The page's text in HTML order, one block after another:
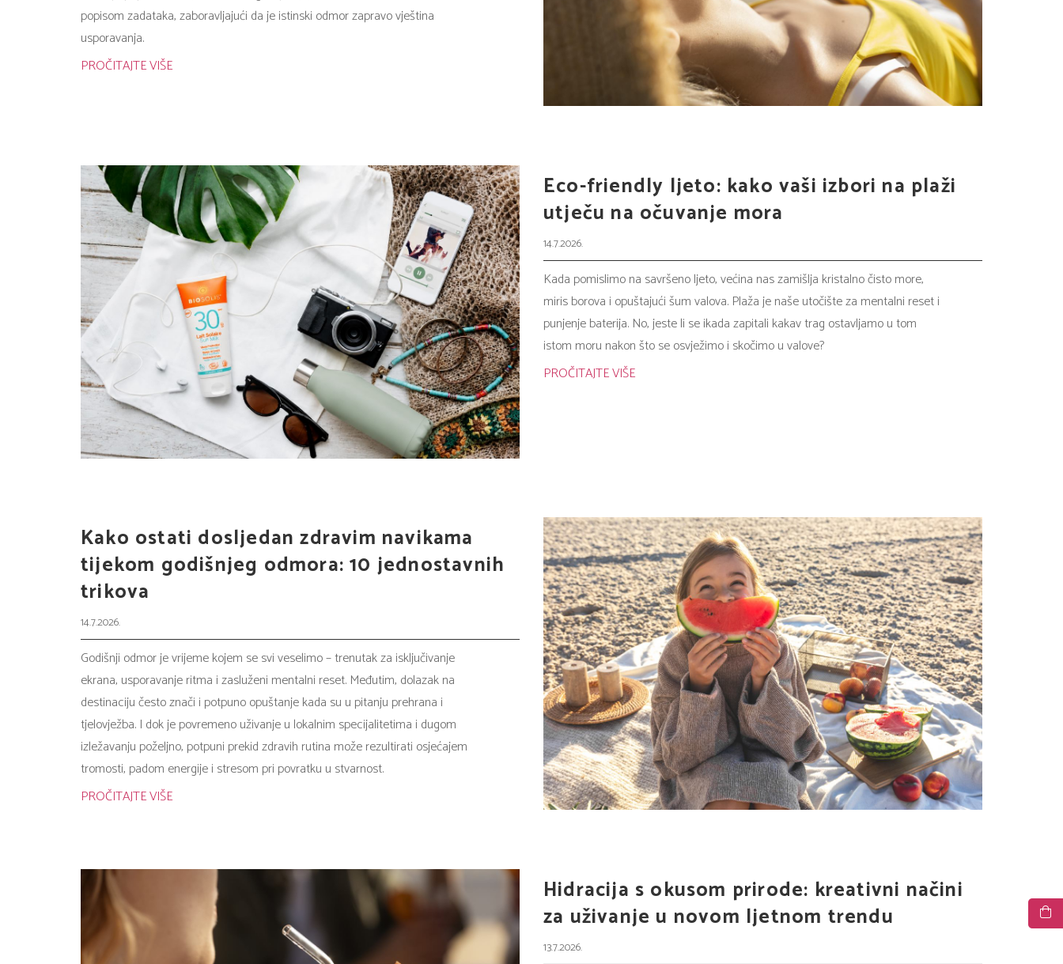
popisom zadataka, zaboravljajući da je istinski odmor zapravo vještina
usporavanja.
PROČITAJTE VIŠE
Eco-friendly ljeto: kako vaši izbori na plaži
utječu na očuvanje mora
14.7.2026.
Kada pomislimo na savršeno ljeto, većina nas zamišlja kristalno čisto more,
miris borova i opuštajući šum valova. Plaža je naše utočište za mentalni reset i
punjenje baterija. No, jeste li se ikada zapitali kakav trag ostavljamo u tom
istom moru nakon što se osvježimo i skočimo u valove?
PROČITAJTE VIŠE
Kako ostati dosljedan zdravim navikama
tijekom godišnjeg odmora: 10 jednostavnih
trikova
14.7.2026.
Godišnji odmor je vrijeme kojem se svi veselimo – trenutak za isključivanje
ekrana, usporavanje ritma i zasluženi mentalni reset. Međutim, dolazak na
destinaciju često znači i potpuno opuštanje kada su u pitanju prehrana i
tjelovježba. I dok je povremeno uživanje u lokalnim specijalitetima i dugom
izležavanju poželjno, potpuni prekid zdravih rutina može rezultirati osjećajem
tromosti, padom energije i stresom pri povratku u stvarnost.
PROČITAJTE VIŠE
Hidracija s okusom prirode: kreativni načini
za uživanje u novom ljetnom trendu
13.7.2026.